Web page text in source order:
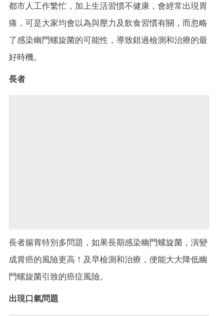
都市人工作繁忙，加上生活習慣不健康，會經常出現胃
痛，可是大家均會以為與壓力及飲食習慣有關，而忽略
了感染幽門螺旋菌的可能性，導致錯過檢測和治療的最
好時機。
長者
長者腸胃特別多問題，如果長期感染幽門螺旋菌，演變
成胃癌的風險更高！及早檢測和治療，便能大大降低幽
門螺旋菌引致的癌症風險。
出現口氣問題